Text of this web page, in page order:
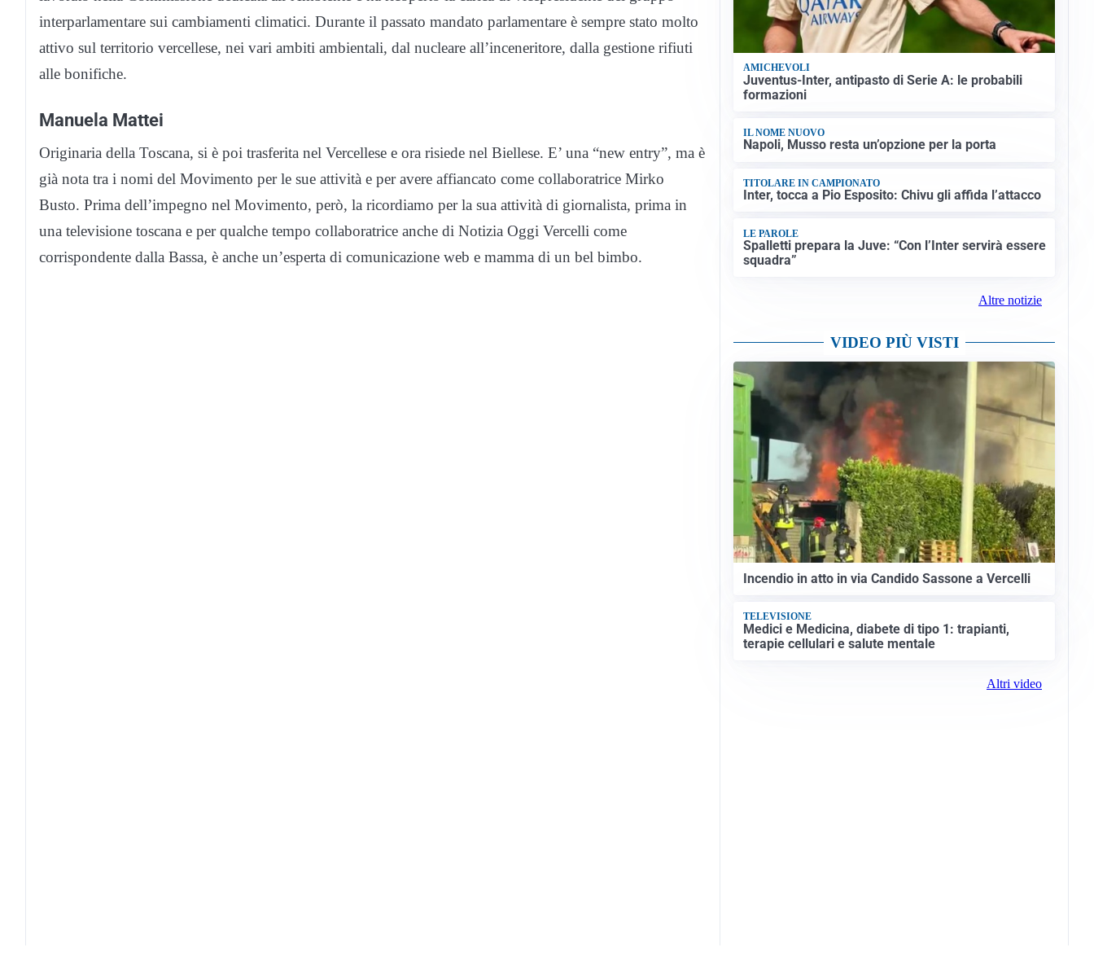
interparlamentare sui cambiamenti climatici. Durante il passato mandato parlamentare è sempre stato molto
attivo sul territorio vercellese, nei vari ambiti ambientali, dal nucleare all’inceneritore, dalla gestione rifiuti
alle bonifiche.
Manuela Mattei
Originaria della Toscana, si è poi trasferita nel Vercellese e ora risiede nel Biellese. E’ una “new entry”, ma è
già nota tra i nomi del Movimento per le sue attività e per avere affiancato come collaboratrice Mirko
Busto. Prima dell’impegno nel Movimento, però, la ricordiamo per la sua attività di giornalista, prima in
una televisione toscana e per qualche tempo collaboratrice anche di Notizia Oggi Vercelli come
corrispondente dalla Bassa, è anche un’esperta di comunicazione web e mamma di un bel bimbo.
AMICHEVOLI
Juventus-Inter, antipasto di Serie A: le probabili
formazioni
IL NOME NUOVO
Napoli, Musso resta un’opzione per la porta
TITOLARE IN CAMPIONATO
Inter, tocca a Pio Esposito: Chivu gli affida l’attacco
LE PAROLE
Spalletti prepara la Juve: “Con l’Inter servirà essere
squadra”
Altre notizie
VIDEO PIÙ VISTI
Incendio in atto in via Candido Sassone a Vercelli
TELEVISIONE
Medici e Medicina, diabete di tipo 1: trapianti,
terapie cellulari e salute mentale
Altri video